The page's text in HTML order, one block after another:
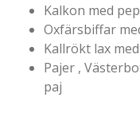
Kalkon med
Oxfärsbiffar
Kallrökt lax
Pajer ,
paj